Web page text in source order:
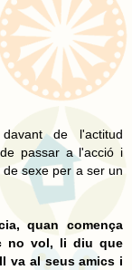
de l'actitud
passar a l'acció i
sexe per a ser un
quan comença
no vol, li diu que
va al seus amics i